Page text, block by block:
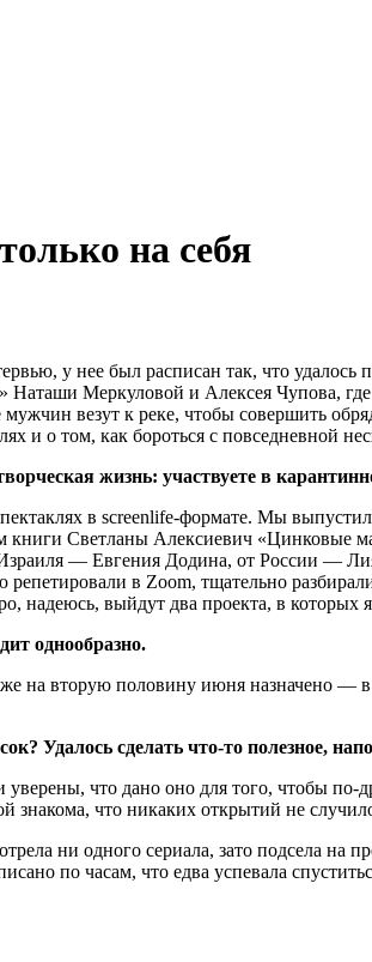
на себя
у нее был расписан так, что удалось
Меркуловой и Алексея Чупова,
везут к реке, чтобы совершить
и о том, как бороться с повседневной
жизнь: участвуете в
в screenlife-формате. Мы
Светланы Алексиевич «Цинковые
— Евгения Додина, от России —
в Zoom, тщательно
надеюсь, выйдут два проекта, в
однообразно.
на вторую половину июня назначено —
Удалось сделать что-то полезное,
что дано оно для того, чтобы по-
знакома, что никаких открытий не
ни одного сериала, зато подсела на
по часам, что едва успевала